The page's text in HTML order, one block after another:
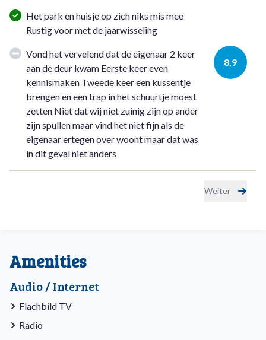
8,9
Het park en huisje op zich niks mis mee
Rustig voor met de jaarwisseling
Vond het vervelend dat de eigenaar 2 keer
aan de deur kwam Eerste keer even
kennismaken Tweede keer een kussentje
brengen en een trap in het schuurtje moest
zetten Niet dat wij niet zuinig zijn op ander
zijn spullen maar vind het niet fijn als de
eigenaar ertegen over woont maar dat was
in dit geval niet anders
Weiter
Amenities
Audio / Internet
Flachbild TV
Radio